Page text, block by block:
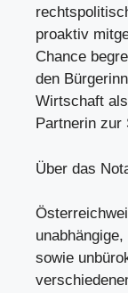
proaktiv
Chance
den
Wirtschaft
Partnerin zur
Über das
sowie